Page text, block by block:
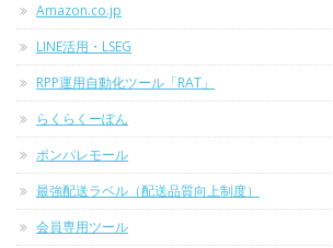
Amazon.co.jp
LINE活用・LSEG
RPP運用自動化ツール「RAT」
らくらくーぽん
ポンパレモール
最強配送ラベル（配送品質向上制度）
会員専用ツール